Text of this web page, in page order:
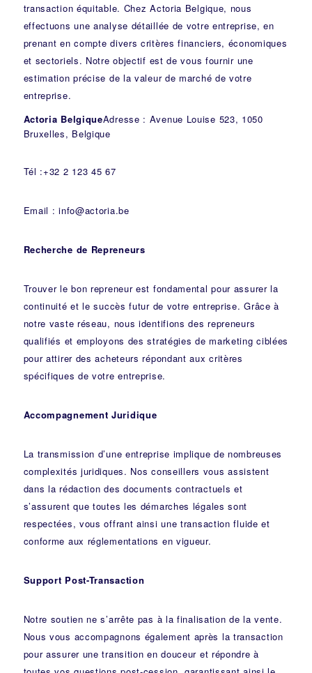
transaction équitable. Chez Actoria Belgique, nous
effectuons une analyse détaillée de votre entreprise, en
prenant en compte divers critères financiers, économiques
et sectoriels. Notre objectif est de vous fournir une
estimation précise de la valeur de marché de votre
entreprise.
Actoria BelgiqueAdresse : Avenue Louise 523, 1050
Bruxelles, Belgique
Tél :+32 2 123 45 67
Email : info@actoria.be
Recherche de Repreneurs
Trouver le bon repreneur est fondamental pour assurer la
continuité et le succès futur de votre entreprise. Grâce à
notre vaste réseau, nous identifions des repreneurs
qualifiés et employons des stratégies de marketing ciblées
pour attirer des acheteurs répondant aux critères
spécifiques de votre entreprise.
Accompagnement Juridique
La transmission d’une entreprise implique de nombreuses
complexités juridiques. Nosconseillers vous assistent
dans la rédaction des documents contractuels et
s’assurent que toutes les démarches légales sont
respectées, vous offrant ainsi une transaction fluide et
conforme aux réglementations en vigueur.
Support Post-Transaction
Notre soutien ne s’arrête pas à la finalisation de la vente.
Nous vous accompagnons également après la transaction
pour assurer une transition en douceur et répondre à